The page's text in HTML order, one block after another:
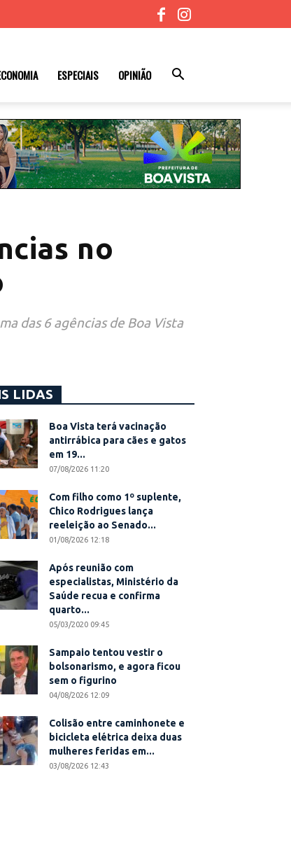
ESPECIAIS OPINIÃO
no
das 6 agências de Boa Vista
LIDAS
Boa Vista terá vacinação
antirrábica para cães e gatos
em 19...
07/08/2026 11:20
Com filho como 1º suplente,
Chico Rodrigues lança
reeleição ao Senado...
01/08/2026 12:18
Após reunião com
especialistas, Ministério da
Saúde recua e confirma
quarto...
05/03/2020 09:45
Sampaio tentou vestir o
bolsonarismo, e agora ficou
sem o figurino
04/08/2026 12:09
Colisão entre caminhonete e
bicicleta elétrica deixa duas
mulheres feridas em...
03/08/2026 12:43